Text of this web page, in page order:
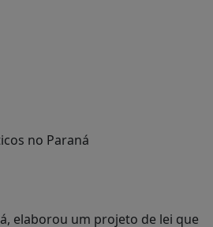
elaborou um projeto de lei que